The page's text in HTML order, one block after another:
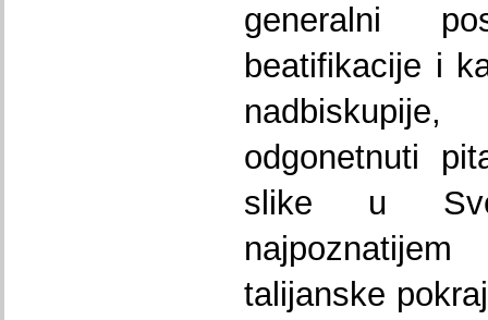
generalni
beatifikacije i
odgonetnuti
slike u
talijanske